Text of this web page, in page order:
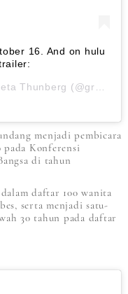
16. And on hulu
Thunberg (@gretathunberg) pada
menjadi pembicara
Konferensi
di tahun
daftar 100 wanita
serta menjadi satu-
30 tahun pada daftar